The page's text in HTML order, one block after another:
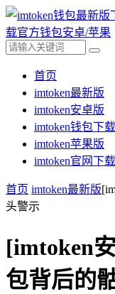
首页
imtoken最新版
imtoken安卓版
imtoken钱包下载
imtoken苹果版
imtoken官网下载
首页 imtoken最新版
头警示
[imtoken
包背后的